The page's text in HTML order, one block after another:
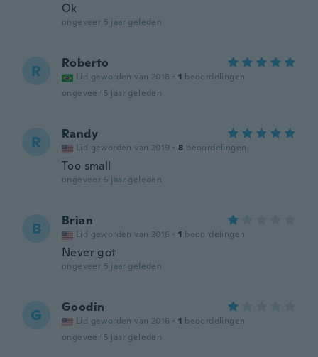
Ok
ongeveer 5 jaar geleden
R Roberto
Lid geworden van 2018 · 1 beoordelingen
ongeveer 5 jaar geleden
R Randy
Lid geworden van 2019 · 8 beoordelingen
Too small
ongeveer 5 jaar geleden
B Brian
Lid geworden van 2016 · 1 beoordelingen
Never got
ongeveer 5 jaar geleden
G Goodin
Lid geworden van 2016 · 1 beoordelingen
ongeveer 5 jaar geleden